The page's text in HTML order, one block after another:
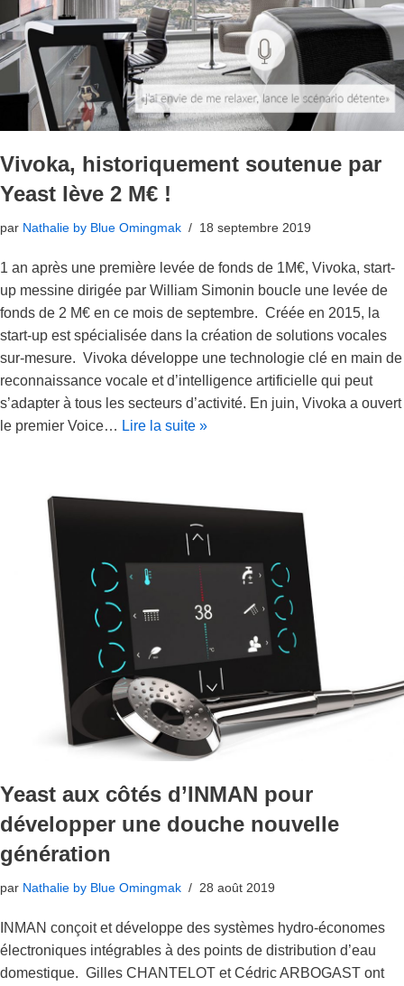
Vivoka, historiquement soutenue par
Yeast lève 2 M€ !
par Nathalie by Blue Omingmak 18 septembre 2019
1 an après une première levée de fonds de 1M€, Vivoka, start-
up messine dirigée par William Simonin boucle une levée de
fonds de 2 M€ en ce mois de septembre. Créée en 2015, la
start-up est spécialisée dans la création de solutions vocales
sur-mesure. Vivoka développe une technologie clé en main de
reconnaissance vocale et d’intelligence artificielle qui peut
s’adapter à tous les secteurs d’activité. En juin, Vivoka a ouvert
le premier Voice… Lire la suite »
Yeast aux côtés d’INMAN pour
développer une douche nouvelle
génération
par Nathalie by Blue Omingmak 28 août 2019
INMAN conçoit et développe des systèmes hydro-économes
électroniques intégrables à des points de distribution d’eau
domestique. Gilles CHANTELOT et Cédric ARBOGAST ont